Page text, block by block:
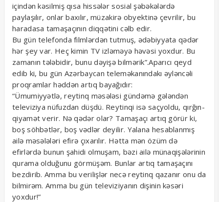
içindən kəsilmiş qısa hissələr sosial şəbəkələrdə
paylaşılır, onlar baxılır, müzakirə obyektinə çevrilir, bu
haradasa tamaşaçının diqqətini cəlb edir.
Bu gün telefonda filmlərdən tutmuş, ədəbiyyata qədər
hər şey var. Heç kimin TV izləməyə həvəsi yoxdur. Bu
zamanın tələbidir, bunu dəyişə bilmərik”.Aparıcı qeyd
edib ki, bu gün Azərbaycan teleməkanındakı əyləncəli
proqramlar həddən artıq bayağıdır:
“Ümumiyyətlə, reytinq məsələsi gündəmə gələndən
televiziya nüfuzdan düşdü. Reytinqi isə saçyoldu, qırğın-
qiyamət verir. Nə qədər olar? Tamaşaçı artıq görür ki,
boş söhbətlər, boş vədlər deyilir. Yalana hesablanmış
ailə məsələləri efirə çıxarılır. Hətta mən özüm də
efirlərdə bunun şahidi olmuşam, bəzi ailə münaqişələrinin
qurama olduğunu görmüşəm. Bunlar artıq tamaşaçını
bezdirib. Amma bu verilişlər necə reytinq qazanır onu da
bilmirəm. Amma bu gün televiziyanın dişinin kəsəri
yoxdur!”